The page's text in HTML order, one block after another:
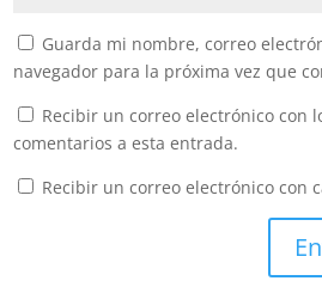
Guarda mi nombre, correo
navegador para la próxima vez que
Recibir un correo electrónico con
comentarios a esta entrada.
Recibir un correo electrónico con